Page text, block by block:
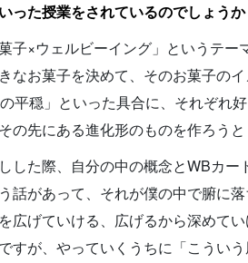
った授業をされているのでしょうか
子×ウェルビーイング」というテ
なお菓子を決めて、そのお菓子の
平穏」といった具合に、それぞれ
の先にある進化形のものを作ろうと
した際、自分の中の概念とWBカ
話があって、それが僕の中で腑に
広げていける、広げるから深めて
すが、やっていくうちに「こうい